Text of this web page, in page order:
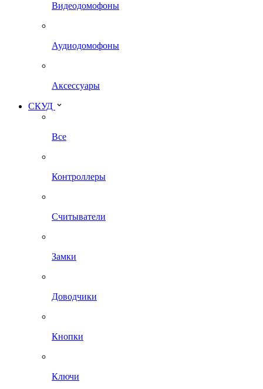
Видеодомофоны
Аудиодомофоны
Аксессуары
СКУД
Все
Контроллеры
Считыватели
Замки
Доводчики
Кнопки
Ключи